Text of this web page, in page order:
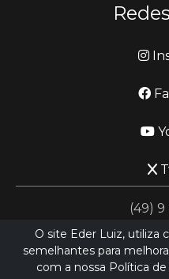
(49) 9
O site Eder Luiz, utiliza
semelhantes para
com a nossa Política